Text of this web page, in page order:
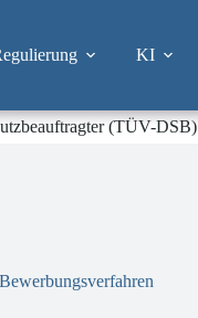
KI
(TÜV-DSB)